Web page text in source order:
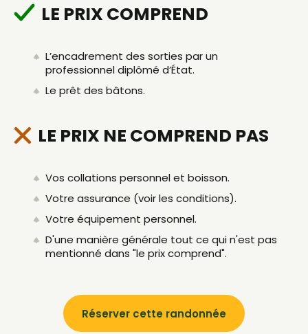
LE PRIX COMPREND
L’encadrement des sorties par un
professionnel diplômé d’État.
Le prêt des bâtons.
LE PRIX NE COMPREND PAS
Vos collations personnel et boisson.
Votre assurance (voir les conditions).
Votre équipement personnel.
D'une manière générale tout ce qui n'est pas
mentionné dans "le prix comprend".
Réserver cette randonnée